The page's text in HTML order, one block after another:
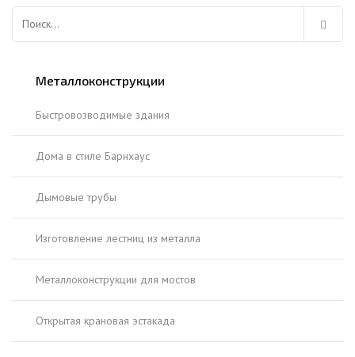
Металлоконструкции
Быстровозводимые здания
Дома в стиле Барнхаус
Дымовые трубы
Изготовление лестниц из металла
Металлоконструкции для мостов
Открытая крановая эстакада